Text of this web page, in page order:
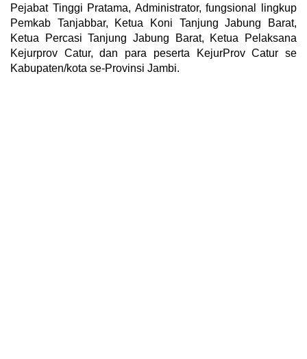
Pejabat Tinggi Pratama, Administrator, fungsional lingkup
Pemkab Tanjabbar, Ketua Koni Tanjung Jabung Barat,
Ketua Percasi Tanjung Jabung Barat, Ketua Pelaksana
Kejurprov Catur, dan para peserta KejurProv Catur se
Kabupaten/kota se-Provinsi Jambi.